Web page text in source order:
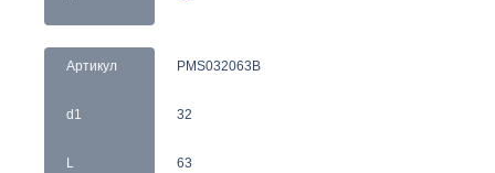
Артикул
d1
L
PMS032063B
32
63